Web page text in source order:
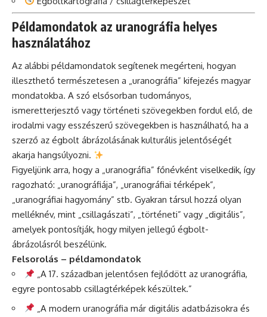
Példamondatok az uranográfia helyes
használatához
Az alábbi példamondatok segítenek megérteni, hogyan
illeszthető természetesen a „uranográfia” kifejezés magyar
mondatokba. A szó elsősorban tudományos,
ismeretterjesztő vagy történeti szövegekben fordul elő, de
irodalmi vagy esszészerű szövegekben is használható, ha a
szerző az égbolt ábrázolásának kulturális jelentőségét
akarja hangsúlyozni.
Figyeljünk arra, hogy a „uranográfia” főnévként viselkedik, így
ragozható: „uranográfiája”, „uranográfiai térképek”,
„uranográfiai hagyomány” stb. Gyakran társul hozzá olyan
melléknév, mint „csillagászati”, „történeti” vagy „digitális”,
amelyek pontosítják, hogy milyen jellegű égbolt-
ábrázolásról beszélünk.
Felsorolás – példamondatok
„A 17. században jelentősen fejlődött az uranográfia,
egyre pontosabb csillagtérképek készültek.”
„A modern uranográfia már digitális adatbázisokra és